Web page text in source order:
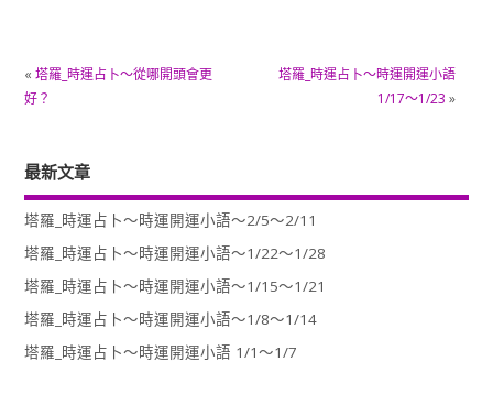
« 塔羅_時運占卜～從哪開頭會更
好？
塔羅_時運占卜～時運開運小語
1/17～1/23 »
最新文章
塔羅_時運占卜～時運開運小語～2/5～2/11
塔羅_時運占卜～時運開運小語～1/22～1/28
塔羅_時運占卜～時運開運小語～1/15～1/21
塔羅_時運占卜～時運開運小語～1/8～1/14
塔羅_時運占卜～時運開運小語 1/1～1/7